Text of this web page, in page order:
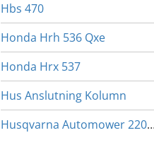
Hbs 470
Honda Hrh 536 Qxe
Honda Hrx 537
Hus Anslutning Kolumn
Husqvarna